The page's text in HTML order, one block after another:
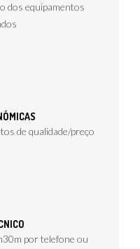
dos equipamentos
de qualidade/preço
por telefone ou